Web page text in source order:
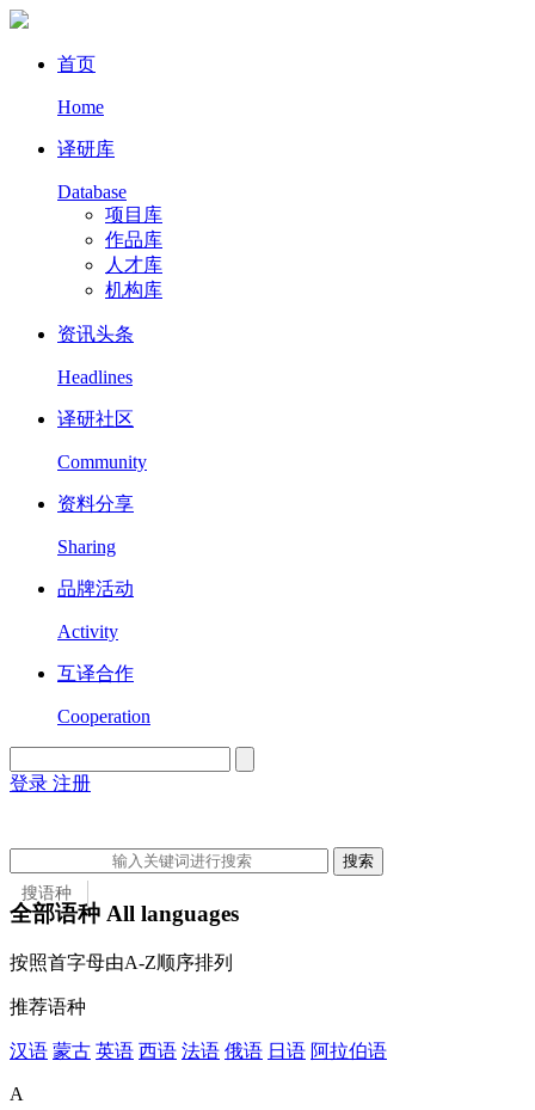
首页
Home
译研库
Database
项目库
作品库
人才库
机构库
资讯头条
Headlines
译研社区
Community
资料分享
Sharing
品牌活动
Activity
互译合作
Cooperation
登录 注册
搜语种
搜语种
搜国家
搜索
全部语种 All languages
按照首字母由A-Z顺序排列
推荐语种
汉语 蒙古 英语 西语 法语 俄语 日语 阿拉伯语
A